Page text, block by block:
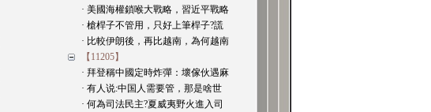
· 美國海權鎖喉大戰略，習近平戰略
· 槍桿子不管用，只好上筆桿子?謊
· 比較伊朗後，再比越南，為何越南
【11205】
· 拜登稱中國定時炸彈：壞傢伙遇麻
· 有人说:中国人需要管，那是啥世
· 何為司法民主?夏威夷野火進入司